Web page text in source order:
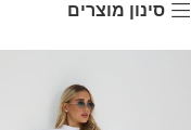
סינון מוצרים